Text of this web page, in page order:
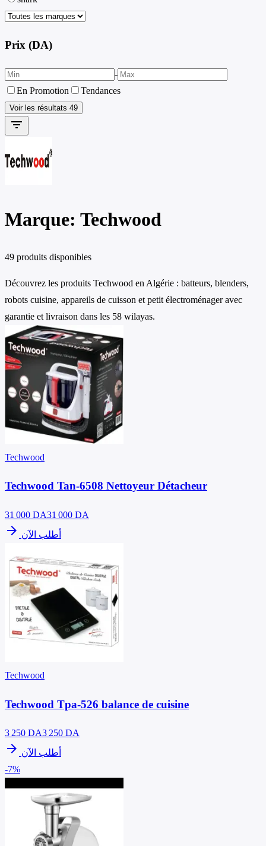
Prix (DA)
-
En Promotion
Tendances
Voir les résultats 49
filter_list
Marque: Techwood
49 produits disponibles
Découvrez les produits Techwood en Algérie : batteurs, blenders,
robots cuisine, appareils de cuisson et petit électroménager avec
garantie et livraison dans les 58 wilayas.
Techwood
Techwood Tan-6508 Nettoyeur Détacheur
31 000 DA31 000 DA
arrow_forward أطلب الآن
Techwood
Techwood Tpa-526 balance de cuisine
3 250 DA3 250 DA
arrow_forward أطلب الآن
-7%